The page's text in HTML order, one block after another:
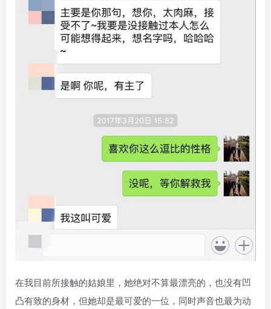
在我目前所接触的姑娘里，她绝对不算最漂亮的，也没有凹
凸有致的身材，但她却是最可爱的一位，同时声音也最为动